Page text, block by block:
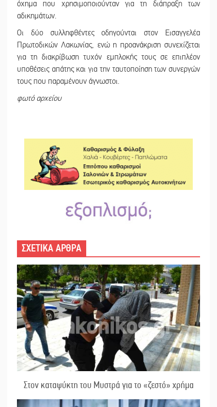
όχημα που χρησιμοποιούνταν για τη διάπραξη των
αδικημάτων.
Οι δύο συλληφθέντες οδηγούνται στον Εισαγγελέα
Πρωτοδικών Λακωνίας, ενώ η προανάκριση συνεχίζεται
για τη διακρίβωση τυχόν εμπλοκής τους σε επιπλέον
υποθέσεις απάτης και για την ταυτοποίηση των συνεργών
τους που παραμένουν άγνωστοι.
φωτό αρχείου
ΣΧΕΤΙΚΑ ΑΡΘΡΑ
Στον καταψύκτη του Μυστρά για το «ζεστό» χρήμα